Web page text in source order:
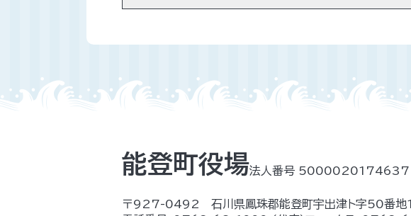
能登町役場法人番号 5000020174637
〒927-0492 石川県鳳珠郡能登町宇出津ト字50番地1